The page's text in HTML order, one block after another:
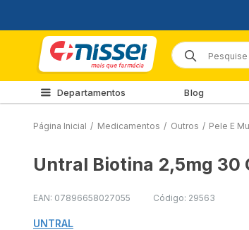
Departamentos Blog
Página Inicial / Medicamentos / Outros / Pele E
Untral Biotina 2,5mg 30
EAN: 07896658027055 Código: 29563
UNTRAL